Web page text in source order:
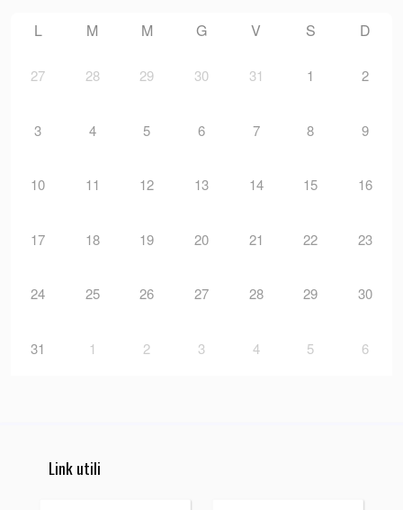
L M M G V S D
27 28 29 30 31 1 2
3 4 5 6 7 8 9
10 11 12 13 14 15 16
17 18 19 20 21 22 23
24 25 26 27 28 29 30
31 1 2 3 4 5 6
Link utili